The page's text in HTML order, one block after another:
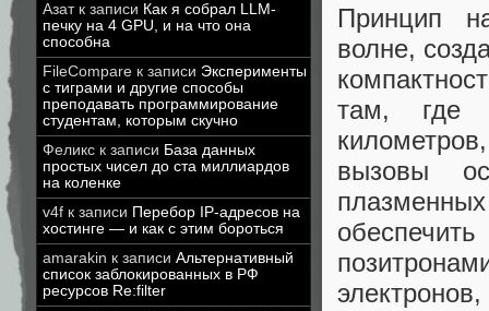
Азатк записи Как я собрал LLM-
печку на 4 GPU, и на что она
способна
FileCompare к записи Эксперименты
с тиграми и другие способы
преподавать программирование
студентам, которым скучно
Феликс к записи База данных
простых чисел до ста миллиардов
на коленке
v4f к записи Перебор IP-адресов на
хостинге — и как с этим бороться
amarakin к записи Альтернативный
список заблокированных в РФ
ресурсов Re:filter
Принцип
волне,
там, где
вызовы